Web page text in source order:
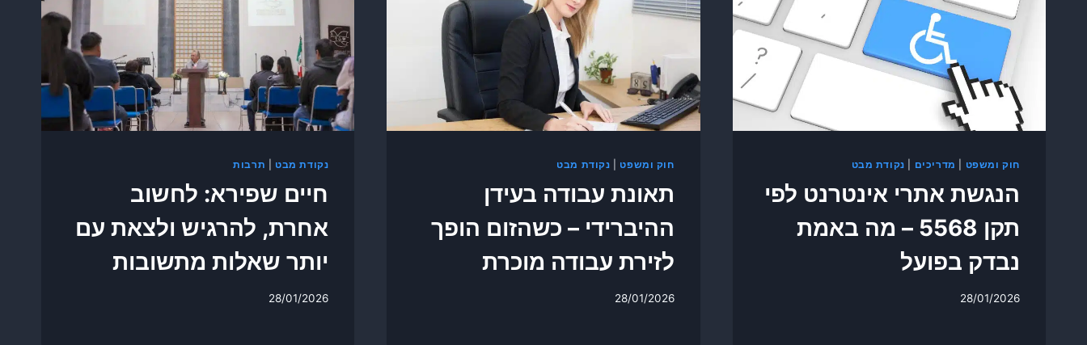
חוק ומשפט מדריכים נקודת מבט
הנגשת אתרי אינטרנט לפי
תקן 5568 – מה באמת
נבדק בפועל
28/01/2026
חוק ומשפט נקודת מבט
תאונת עבודה בעידן
ההיברידי – כשהזום הופך
לזירת עבודה מוכרת
28/01/2026
נקודת מבט תרבות
חיים שפירא: לחשוב
אחרת, להרגיש ולצאת עם
יותר שאלות מתשובות
28/01/2026